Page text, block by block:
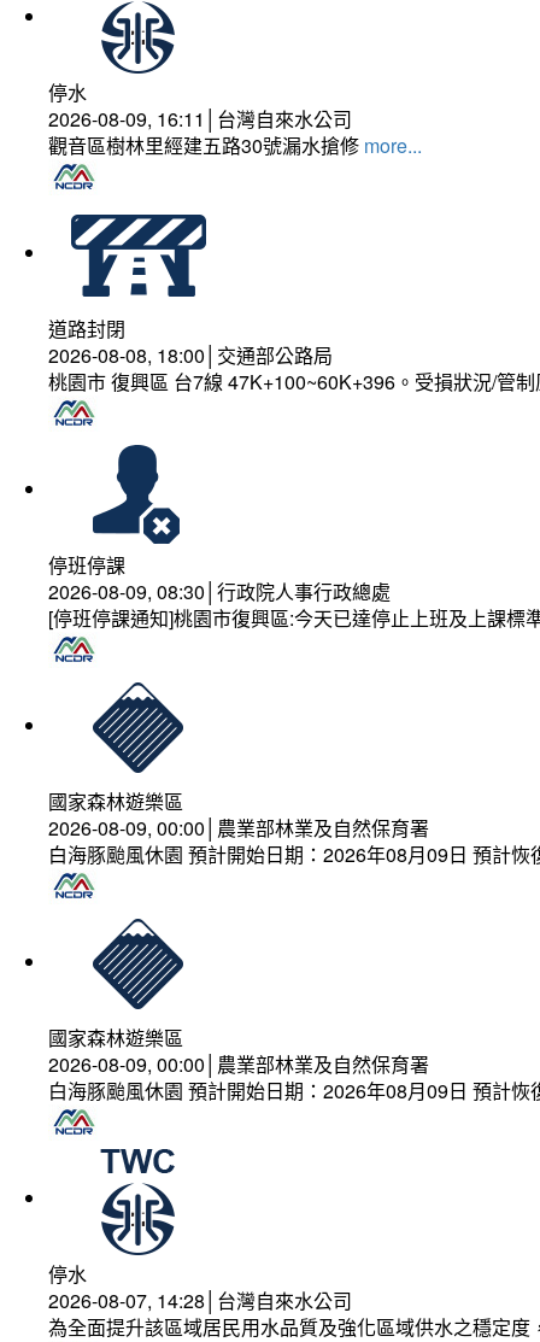
停水
2026-08-09, 16:11│台灣自來水公司
觀音區樹林里經建五路30號漏水搶修 more...
道路封閉
2026-08-08, 18:00│交通部公路局
桃園市 復興區 台7線 47K+100~60K+396。受損狀況/管
停班停課
2026-08-09, 08:30│行政院人事行政總處
[停班停課通知]桃園市復興區:今天已達停止上班及上課
國家森林遊樂區
2026-08-09, 00:00│農業部林業及自然保育署
白海豚颱風休園 預計開始日期：2026年08月09日 預計
國家森林遊樂區
2026-08-09, 00:00│農業部林業及自然保育署
白海豚颱風休園 預計開始日期：2026年08月09日 預計
停水
2026-08-07, 14:28│台灣自來水公司
為全面提升該區域居民用水品質及強化區域供水之穩定